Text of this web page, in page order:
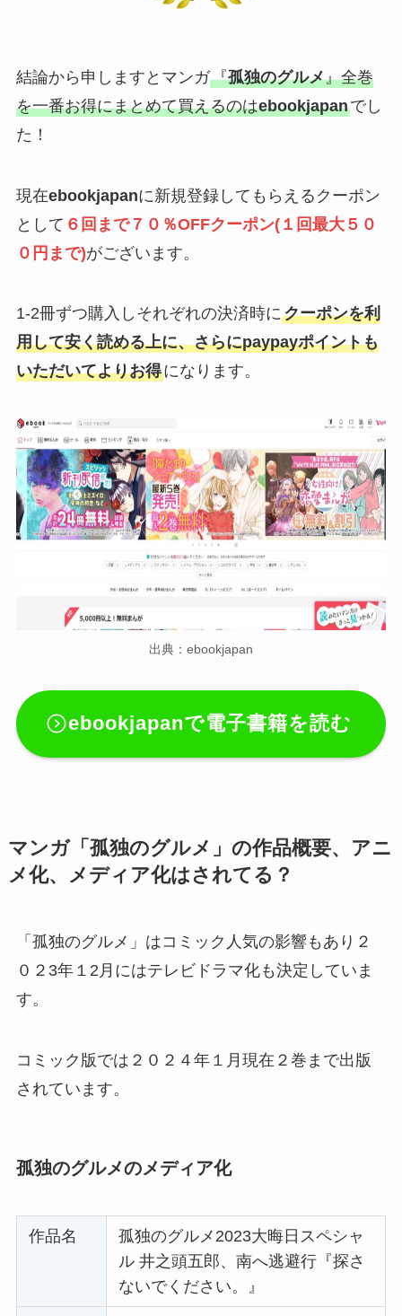
結論から申しますとマンガ『孤独のグルメ』全巻
を一番お得にまとめて買えるのはebookjapanでし
た！
現在ebookjapanに新規登録してもらえるクーポン
として ６回まで７０％OFFクーポン(１回最大５０
０円まで)がございます。
1-2冊ずつ購入しそれぞれの決済時にクーポンを利
用して安く読める上に、さらにpaypayポイントも
いただいてよりお得になります。
出典：ebookjapan
ebookjapanで電子書籍を読む
マンガ「孤独のグルメ」の作品概要、アニ
メ化、メディア化はされてる？
「孤独のグルメ」はコミック人気の影響もあり２
０２3年１2月にはテレビドラマ化も決定していま
す。
コミック版では２０２４年１月現在２巻まで出版
されています。
孤独のグルメのメディア化
作品名
孤独のグルメ2023大晦日スペシャ
ル 井之頭五郎、南へ逃避行『探さ
ないでください。』